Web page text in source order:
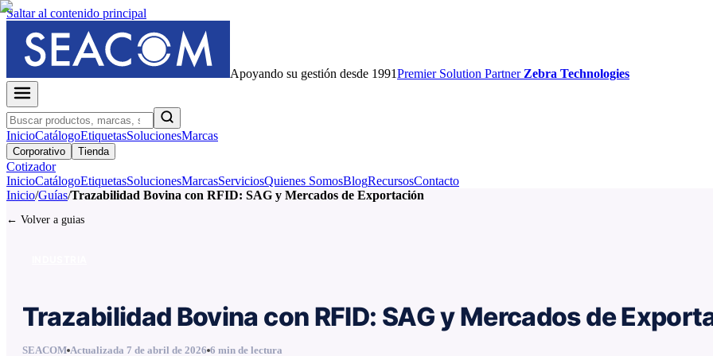
Saltar al contenido principal
Apoyando su gestión desde 1991PremierSolution Partner Zebra Technologies
InicioCatálogoEtiquetasSolucionesMarcas
Corporativo Tienda
Cotizador
InicioCatálogoEtiquetasSolucionesMarcasServiciosQuienes SomosBlogRecursosContacto
Inicio/Guías/Trazabilidad Bovina con RFID: SAG y Mercados de Exportación
← Volver a guias
Trazabilidad Bovina con RFID: SAG y Mercados de
SEACOM Actualizada 7 de abril de 2026 6 min de lectura